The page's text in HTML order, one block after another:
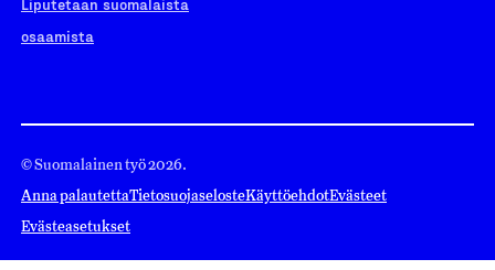
Liputetaan suomalaista
osaamista
© Suomalainen työ 2026.
Anna palautettaTietosuojaselosteKäyttöehdotEvästeet
Evästeasetukset